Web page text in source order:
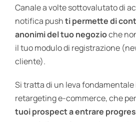
Canale a volte sottovalutato di
notifica pushti permette di
anonimi del tuo negozioche
il tuo modulo di registrazione
cliente).
Si tratta di un leva
retargeting e-commerce, che
tuoi prospect a entrare